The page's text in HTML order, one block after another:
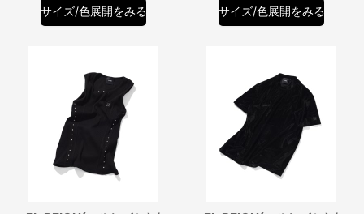
サイズ/色展開をみる サイズ/色展開をみる